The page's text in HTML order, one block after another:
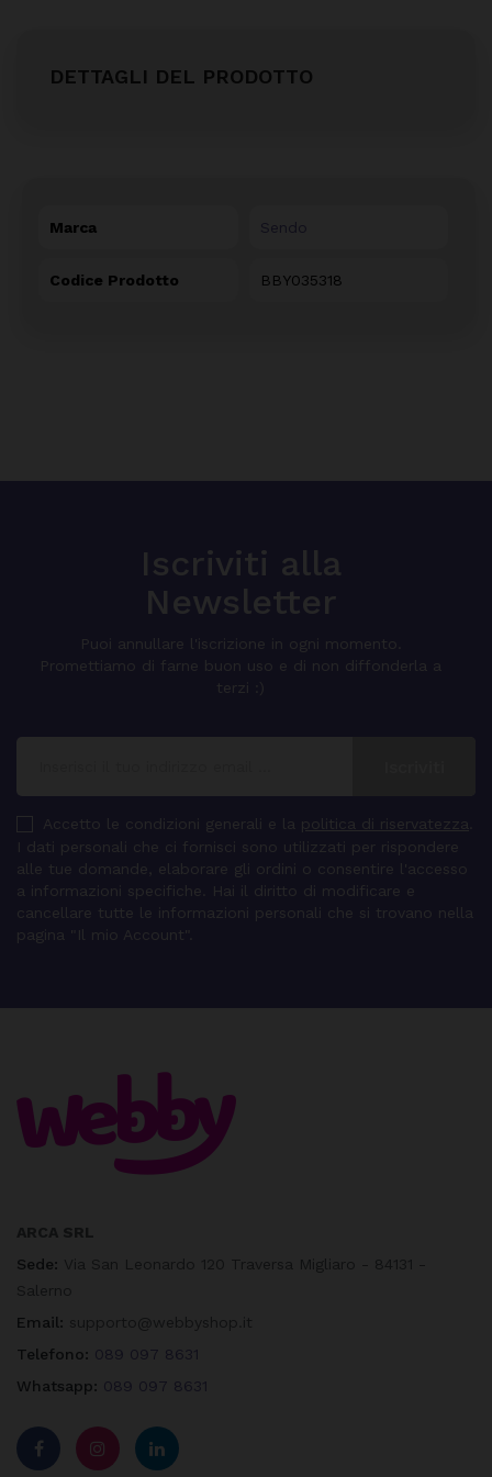
DETTAGLI DEL PRODOTTO
Marca Sendo
Codice Prodotto BBY035318
Iscriviti alla
Newsletter
Puoi annullare l'iscrizione in ogni momento.
Promettiamo di farne buon uso e di non diffonderla a
terzi :)
Accetto le condizioni generali e la politica di riservatezza
I dati personali che ci fornisci sono utilizzati per rispondere
alle tue domande, elaborare gli ordini o consentire l'accesso
a informazioni specifiche. Hai il diritto di modificare e
cancellare tutte le informazioni personali che si trovano nella
pagina "Il mio Account".
Sede:
Email:
Telefono: 089 097 8631
Whatsapp: 089 097 8631